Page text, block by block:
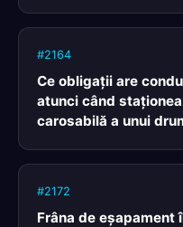
#2164
Ce obligaţii are
atunci când
carosabilă a unui
#2172
Frâna de eşapament